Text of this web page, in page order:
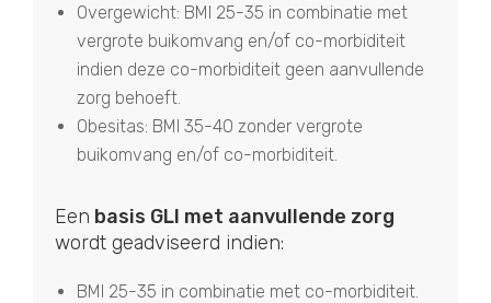
Overgewicht: BMI 25-35 in combinatie met
vergrote buikomvang en/of co-morbiditeit
indien deze co-morbiditeit geen aanvullende
zorg behoeft.
Obesitas: BMI 35-40 zonder vergrote
buikomvang en/of co-morbiditeit.
Een basis GLI met aanvullende zorg
wordt geadviseerd indien:
BMI 25-35 in combinatie met co-morbiditeit.